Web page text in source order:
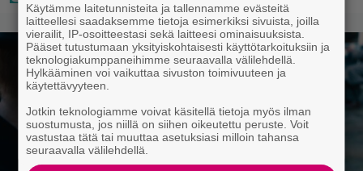
Käytämme laitetunnisteita ja tallennamme evästeitä
laitteellesi saadaksemme tietoja esimerkiksi sivuista, joilla
vierailit, IP-osoitteestasi sekä laitteesi ominaisuuksista.
Pääset tutustumaan yksityiskohtaisesti käyttötarkoituksiin ja
teknologiakumppaneihimme seuraavalla välilehdellä.
Hylkääminen voi vaikuttaa sivuston toimivuuteen ja
käytettävyyteen.
Jotkin teknologiamme voivat käsitellä tietoja myös ilman
suostumusta, jos niillä on siihen oikeutettu peruste. Voit
vastustaa tätä tai muuttaa asetuksiasi milloin tahansa
seuraavalla välilehdellä.